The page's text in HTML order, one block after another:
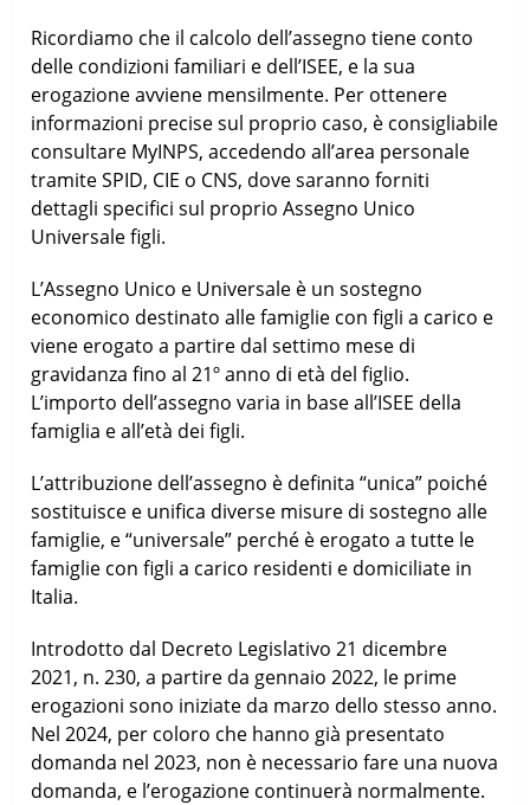
Ricordiamo che il calcolo dell’assegno tiene conto
delle condizioni familiari e dell’ISEE, e la sua
erogazione avviene mensilmente. Per ottenere
informazioni precise sul proprio caso, è consigliabile
consultare MyINPS, accedendo all’area personale
tramite SPID, CIE o CNS, dove saranno forniti
dettagli specifici sul proprio Assegno Unico
Universale figli.
L’Assegno Unico e Universale è un sostegno
economico destinato alle famiglie con figli a carico e
viene erogato a partire dal settimo mese di
gravidanza fino al 21º anno di età del figlio.
L’importo dell’assegno varia in base all’ISEE della
famiglia e all’età dei figli.
L’attribuzione dell’assegno è definita “unica” poiché
sostituisce e unifica diverse misure di sostegno alle
famiglie, e “universale” perché è erogato a tutte le
famiglie con figli a carico residenti e domiciliate in
Italia.
Introdotto dal Decreto Legislativo 21 dicembre
2021, n. 230, a partire da gennaio 2022, le prime
erogazioni sono iniziate da marzo dello stesso anno.
Nel 2024, per coloro che hanno già presentato
domanda nel 2023, non è necessario fare una nuova
domanda, e l’erogazione continuerà normalmente.